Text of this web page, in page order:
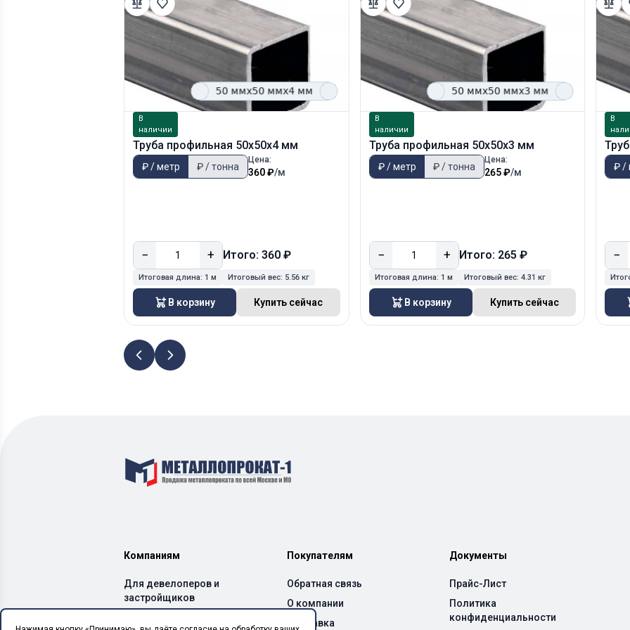
В
наличии
Труба профильная 50х50х4 мм
₽ / метр ₽ / тонна
Цена:
360 ₽/м
− + Итого: 360 ₽
Итоговая длина: 1 м Итоговый вес: 5.56 кг
В корзину Купить сейчас
В
наличии
Труба профильная 50х50х3 мм
₽ / метр ₽ / тонна
Цена:
265 ₽/м
− + Итого: 265 ₽
Итоговая длина: 1 м Итоговый вес: 4.31 кг
В корзину Купить сейчас
В
₽ /
−
Компаниям
Для девелоперов и
застройщиков
Покупателям
Обратная связь
О компании
Доставка
Документы
Прайс-Лист
Политика
конфиденциальности